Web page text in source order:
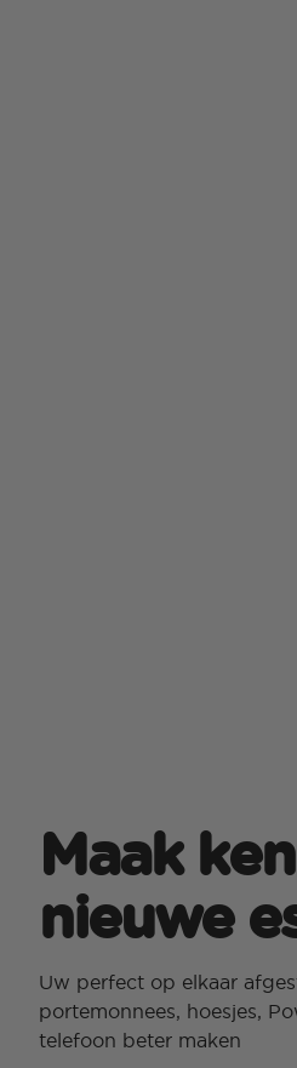
Maak
nieuwe
Uw perfect op elkaar
portemonnees, hoesjes,
telefoon beter maken